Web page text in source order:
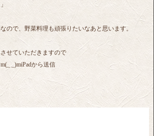
ので、野菜料理も頑張りたいなあと思います。
せていただきますので
_)miPadから送信